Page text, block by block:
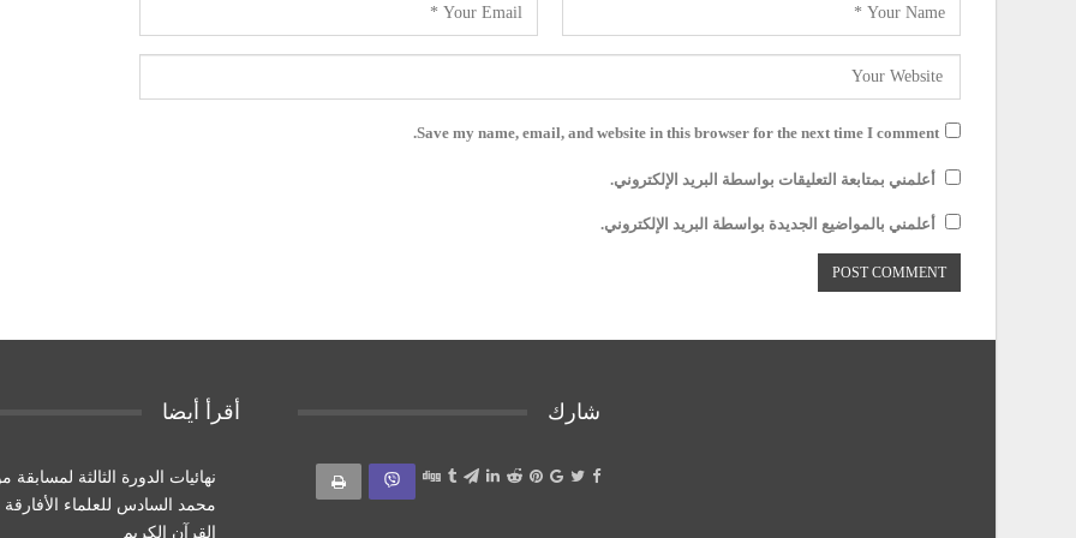
Save my name, email, and website in this browser for the next time I comment.
أعلمني بمتابعة التعليقات بواسطة البريد الإلكتروني.
أعلمني بالمواضيع الجديدة بواسطة البريد الإلكتروني.
شارك أقرأ أيضا
نهائيات الدورة الثالثة
محمد السادس للعلماء
القرآن الكريم